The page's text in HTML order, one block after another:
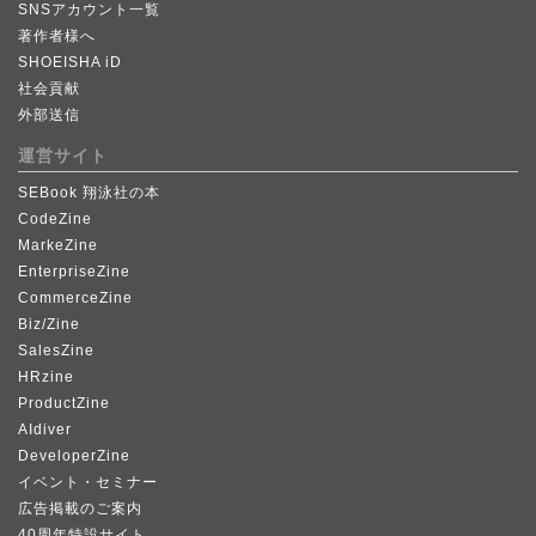
SNSアカウント一覧
著作者様へ
SHOEISHA iD
社会貢献
外部送信
運営サイト
SEBook 翔泳社の本
CodeZine
MarkeZine
EnterpriseZine
CommerceZine
Biz/Zine
SalesZine
HRzine
ProductZine
AIdiver
DeveloperZine
イベント・セミナー
広告掲載のご案内